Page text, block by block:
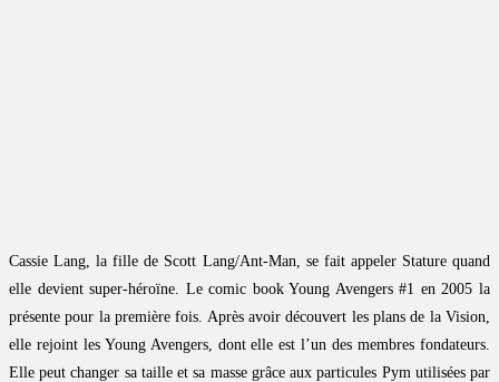
Cassie Lang, la fille de Scott Lang/Ant-Man, se fait appeler Stature quand
elle devient super-héroïne. Le comic book Young Avengers #1 en 2005 la
présente pour la première fois. Après avoir découvert les plans de la Vision,
elle rejoint les Young Avengers, dont elle est l’un des membres fondateurs.
Elle peut changer sa taille et sa masse grâce aux particules Pym utilisées par